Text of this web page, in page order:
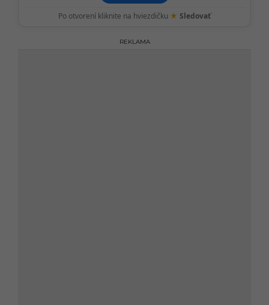
Po otvorení kliknite na hviezdičku ★ Sledovať
REKLAMA